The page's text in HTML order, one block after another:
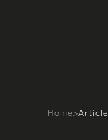
Home>Article